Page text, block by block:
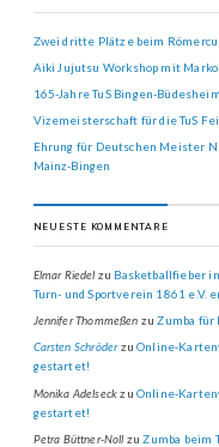
Zwei dritte Plätze beim
Aiki Jujutsu Workshop mit
165-Jahre TuS Bingen-
Vizemeisterschaft für die TuS
Ehrung für Deutschen Meister
Mainz-Bingen
NEUESTE KOMMENTARE
Elmar Riedel zu Basketballfieber
Turn- und Sportverein 1861 e.V.
Jennifer Thommeßen zuZumba für
Carsten SchröderzuOnline-
gestartet!
Monika Adelseckzu Online-
gestartet!
Petra Büttner-Noll zuZumba beim